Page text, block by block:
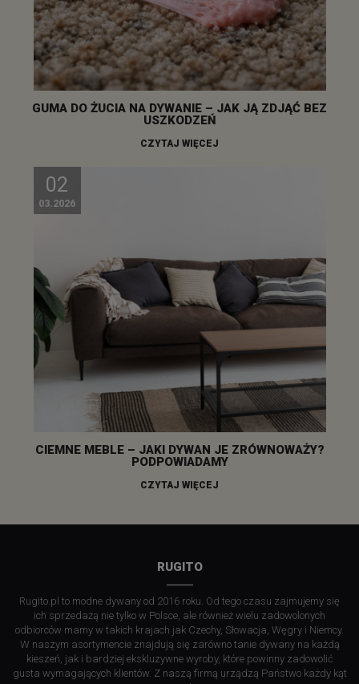
GUMA DO ŻUCIA NA DYWANIE – JAK JĄ ZDJĄĆ BEZ
USZKODZEŃ
CZYTAJ WIĘCEJ
02
03.2026
CIEMNE MEBLE – JAKI DYWAN JE ZRÓWNOWAŻY?
PODPOWIADAMY
CZYTAJ WIĘCEJ
RUGITO
Rugito.pl to modne dywany od 2016 roku. Od tego czasu zajmujemy się
ich sprzedażą nie tylko w Polsce, ale również wielu zadowolonych
odbiorców mamy w takich krajach jak Czechy, Słowacja, Węgry i Niemcy.
W naszym asortymencie znajdują się zarówno tanie dywany na każdą
kieszeń, jak i bardziej ekskluzywne wyroby, które powinny zadowolić
gusta wymagających klientów. Z naszą firmą urządzą Państwo każdy kąt